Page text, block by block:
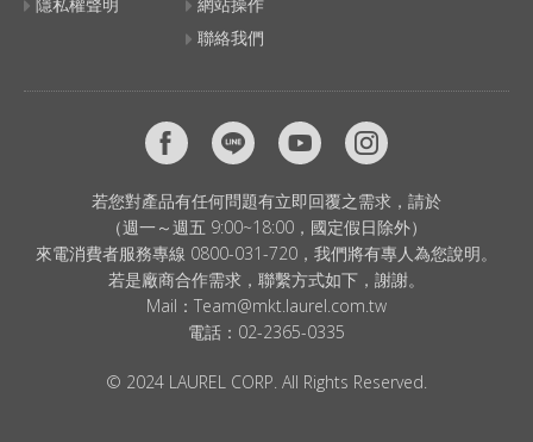
聯絡我們
若您對產品有任何問題有立即回覆之需求，請於
（週一～週五 9:00~18:00，國定假日除外）
來電消費者服務專線 0800-031-720，我們將有專人為您說明。
若是廠商合作需求，聯繫方式如下，謝謝。
Mail： Team@mkt.laurel.com.tw
電話： 02-2365-0335
© 2024 LAUREL CORP. All Rights Reserved.